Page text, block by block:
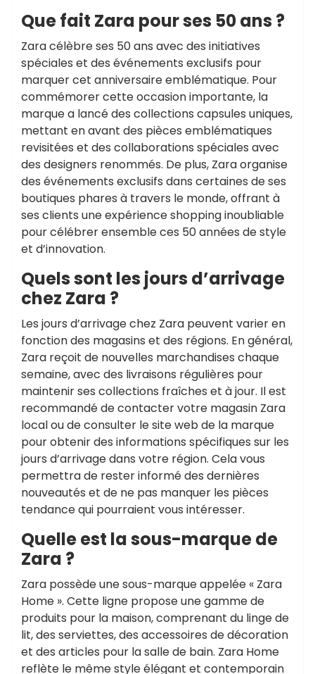
Que fait Zara pour ses 50 ans ?
Zara célèbre ses 50 ans avec des initiatives
spéciales et des événements exclusifs pour
marquer cet anniversaire emblématique. Pour
commémorer cette occasion importante, la
marque a lancé des collections capsules uniques,
mettant en avant des pièces emblématiques
revisitées et des collaborations spéciales avec
des designers renommés. De plus, Zara organise
des événements exclusifs dans certaines de ses
boutiques phares à travers le monde, offrant à
ses clients une expérience shopping inoubliable
pour célébrer ensemble ces 50 années de style
et d’innovation.
Quels sont les jours d’arrivage
chez Zara ?
Les jours d’arrivage chez Zara peuvent varier en
fonction des magasins et des régions. En général,
Zara reçoit de nouvelles marchandises chaque
semaine, avec des livraisons régulières pour
maintenir ses collections fraîches et à jour. Il est
recommandé de contacter votre magasin Zara
local ou de consulter le site web de la marque
pour obtenir des informations spécifiques sur les
jours d’arrivage dans votre région. Cela vous
permettra de rester informé des dernières
nouveautés et de ne pas manquer les pièces
tendance qui pourraient vous intéresser.
Quelle est la sous-marque de
Zara ?
Zara possède une sous-marque appelée « Zara
Home ». Cette ligne propose une gamme de
produits pour la maison, comprenant du linge de
lit, des serviettes, des accessoires de décoration
et des articles pour la salle de bain. Zara Home
reflète le même style élégant et contemporain